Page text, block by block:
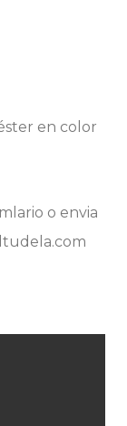
en color
o envia